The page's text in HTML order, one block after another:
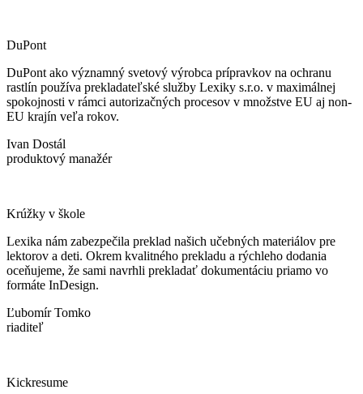
DuPont
DuPont ako významný svetový výrobca prípravkov na ochranu
rastlín používa prekladateľské služby Lexiky s.r.o. v maximálnej
spokojnosti v rámci autorizačných procesov v množstve EU aj non-
EU krajín veľa rokov.
Ivan Dostál
produktový manažér
Krúžky v škole
Lexika nám zabezpečila preklad našich učebných materiálov pre
lektorov a deti. Okrem kvalitného prekladu a rýchleho dodania
oceňujeme, že sami navrhli prekladať dokumentáciu priamo vo
formáte InDesign.
Ľubomír Tomko
riaditeľ
Kickresume